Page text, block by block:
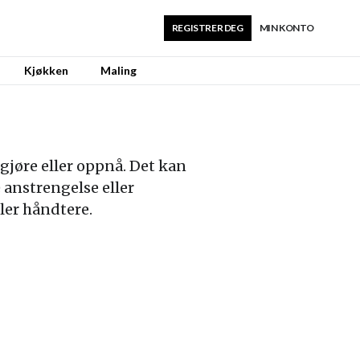
MIN KONTO
REGISTRER DEG
Kjøkken Maling
eller oppnå. Det kan
eller
håndtere.